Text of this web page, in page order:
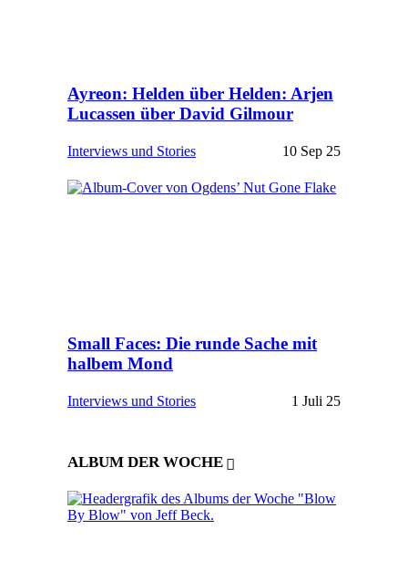
Ayreon: Helden über Helden: Arjen
Lucassen über David Gilmour
Interviews und Stories 10 Sep 25
Small Faces: Die runde Sache mit
halbem Mond
Interviews und Stories 1 Juli 25
ALBUM DER WOCHE